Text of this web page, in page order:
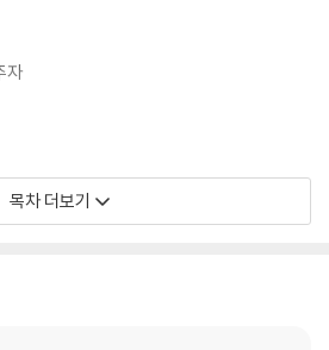
자
목차 더보기